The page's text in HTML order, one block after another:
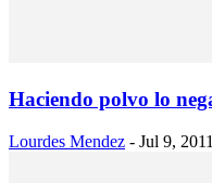
Haciendo polvo lo
Lourdes Mendez - Jul 9, 2011